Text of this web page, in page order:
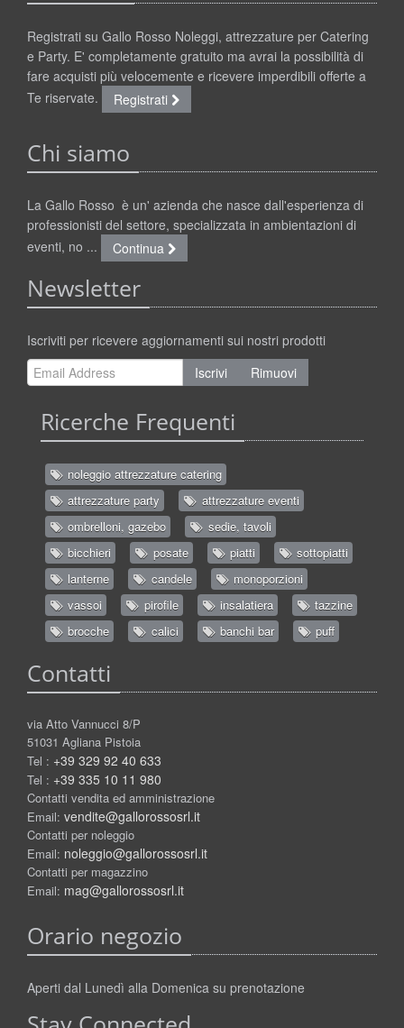
Registrati su Gallo Rosso Noleggi, attrezzature per Catering
e Party. E' completamente gratuito ma avrai la possibilità di
fare acquisti più velocemente e ricevere imperdibili offerte a
Te riservate.
Registrati
Chi siamo
La Gallo Rosso è un' azienda che nasce dall'esperienza di
professionisti del settore, specializzata in ambientazioni di
eventi, no ...
Continua
Newsletter
Iscriviti per ricevere aggiornamenti sui nostri prodotti
Iscrivi
Rimuovi
Ricerche Frequenti
noleggio attrezzature catering
attrezzature party
attrezzature eventi
ombrelloni, gazebo
sedie, tavoli
bicchieri
posate piatti
sottopiatti
lanterne
candele
monoporzioni
vassoi
pirofile insalatiera
tazzine
brocche
calici banchi bar puff
Contatti
via Atto Vannucci 8/P
51031 Agliana Pistoia
Tel : +39 329 92 40 633
Tel : +39 335 10 11 980
Contatti vendita ed amministrazione
Email: vendite@gallorossosrl.it
Contatti per noleggio
Email: noleggio@gallorossosrl.it
Contatti per magazzino
Email: mag@gallorossosrl.it
Orario negozio
Aperti dal Lunedì alla Domenica su prenotazione